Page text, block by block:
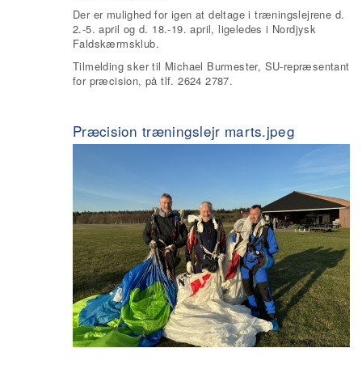
Der er mulighed for igen at deltage i træningslejrene d.
2.-5. april og d. 18.-19. april, ligeledes i Nordjysk
Faldskærmsklub.
Tilmelding sker til Michael Burmester, SU-repræsentant
for præcision, på tlf. 2624 2787.
Præcision træningslejr marts.jpeg